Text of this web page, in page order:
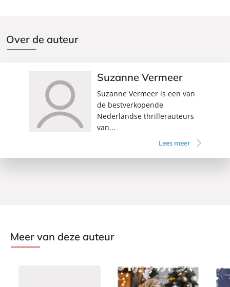
Over de auteur
Suzanne Vermeer
Suzanne Vermeer is een van
de bestverkopende
Nederlandse thrillerauteurs
van...
Lees meer
Meer van deze auteur